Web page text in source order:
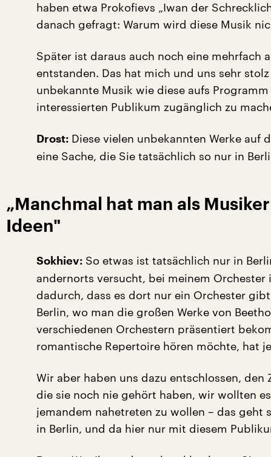
haben etwa Prokofievs „Iwan der
danach gefragt: Warum wird diese Musik
Später ist daraus auch noch eine mehrfach
entstanden. Das hat mich und uns sehr
unbekannte Musik wie diese aufs
interessierten Publikum zugänglich zu
Drost: Diese vielen unbekannten Werke auf
eine Sache, die Sie tatsächlich so nur in
„Manchmal hat man als
Ideen"
Sokhiev: So etwas ist tatsächlich nur in
andernorts versucht, bei meinem Orchester
dadurch, dass es dort nur ein Orchester
Berlin, wo man die großen Werke von
verschiedenen Orchestern präsentiert
romantische Repertoire hören möchte, hat
Wir aber haben uns dazu entschlossen, den
die sie noch nie gehört haben, wir wollten
jemandem nahetreten zu wollen – das geht
in Berlin, und da hier nur mit diesem